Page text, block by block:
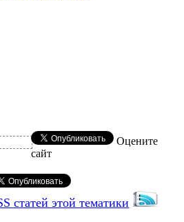
Оцените
сайт
статей этой тематики